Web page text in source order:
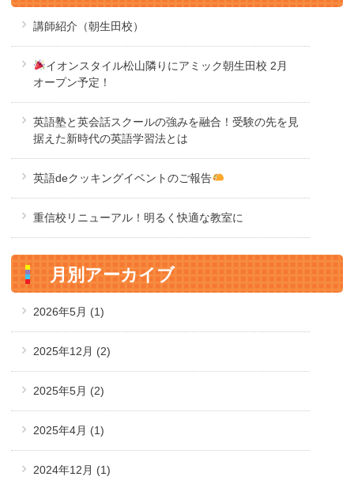
講師紹介（朝生田校）
イオンスタイル松山隣りにアミック朝生田校 2月
オープン予定！
英語塾と英会話スクールの強みを融合！受験の先を見
据えた新時代の英語学習法とは
英語deクッキングイベントのご報告
重信校リニューアル！明るく快適な教室に
月別アーカイブ
2026年5月 (1)
2025年12月 (2)
2025年5月 (2)
2025年4月 (1)
2024年12月 (1)